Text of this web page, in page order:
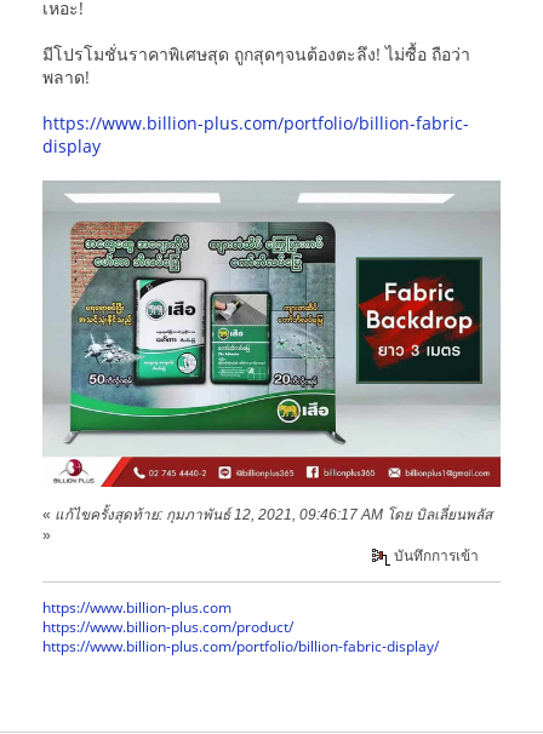
เหอะ!
มีโปรโมชั่นราคาพิเศษสุด ถูกสุดๆจนต้องตะลึง! ไม่ซื้อ ถือว่า
พลาด!
https://www.billion-plus.com/portfolio/billion-fabric-
display
« แก้ไขครั้งสุดท้าย: กุมภาพันธ์ 12, 2021, 09:46:17 AM โดย บิลเลี่ยนพลัส
»
บันทึกการเข้า
https://www.billion-plus.com
https://www.billion-plus.com/product/
https://www.billion-plus.com/portfolio/billion-fabric-display/